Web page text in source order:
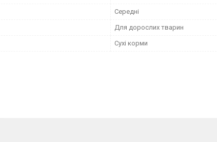
Середні
Для дорослих тварин
Сухі корми